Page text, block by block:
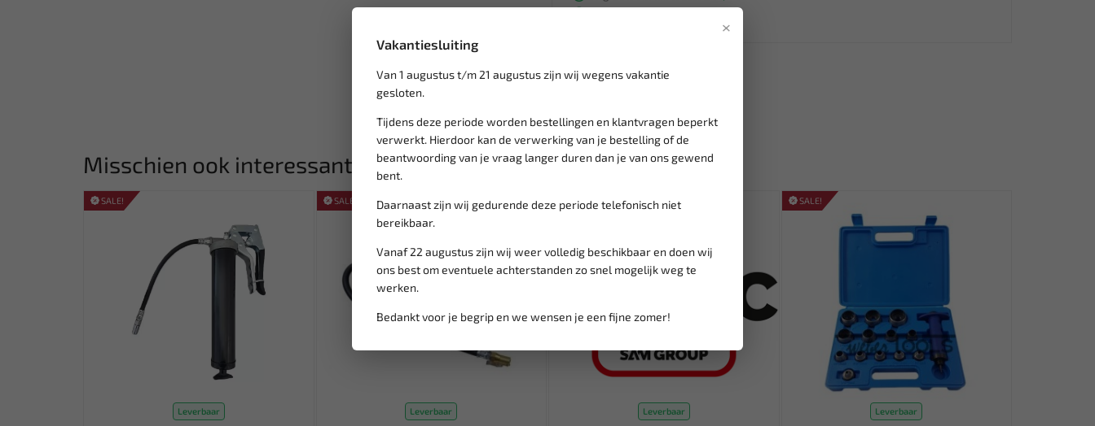
×
Vakantiesluiting
Van 1 augustus t/m 21 augustus zijn wij wegens vakantie
gesloten.
Tijdens deze periode worden bestellingen en klantvragen beperkt
verwerkt. Hierdoor kan de verwerking van je bestelling of de
beantwoording van je vraag langer duren dan je van ons gewend
bent.
Daarnaast zijn wij gedurende deze periode telefonisch niet
bereikbaar.
Vanaf 22 augustus zijn wij weer volledig beschikbaar en doen wij
ons best om eventuele achterstanden zo snel mogelijk weg te
werken.
Bedankt voor je begrip en we wensen je een fijne zomer!
Misschien ook interessant:
SALE!
Leverbaar
SALE!
Leverbaar Leverbaar
SALE!
Leverbaar